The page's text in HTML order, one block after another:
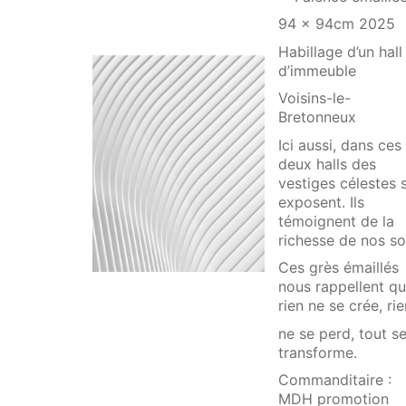
94 x 94cm 2025
Habillage d’un hall
d’immeuble
Voisins-le-
Bretonneux
Ici aussi, dans ces
deux halls des
vestiges célestes
exposent. Ils
témoignent de la
richesse de nos
Ces grès émaillés
nous rappellent
rien ne se crée,
ne se perd, tout se
transforme.
Commanditaire :
MDH promotion